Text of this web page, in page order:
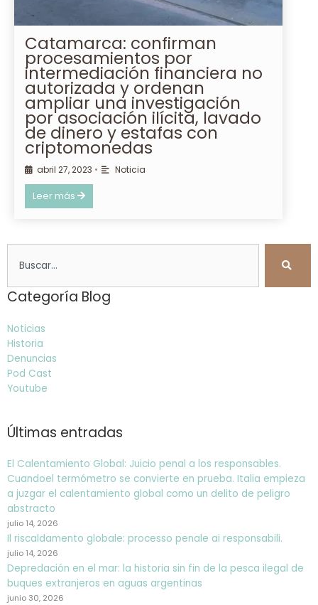
Catamarca: confirman
procesamientos por
intermediación financiera no
autorizada y ordenan
ampliar una investigación
por asociación ilícita, lavado
de dinero y estafas con
criptomonedas
abril 27, 2023 • Noticia
Leer más
Categoría Blog
Noticias
Historia
Denuncias
Pod Cast
Youtube
Últimas entradas
El Calentamiento Global: Juicio penal a los responsables.
Cuandoel termómetro se convierte en prueba. Italia empieza
a juzgar el calentamiento global como un delito de peligro
abstracto
julio 14, 2026
Il riscaldamento globale: processo penale ai responsabili.
julio 14, 2026
Depredación en el mar: la historia sin fin de la pesca ilegal de
buques extranjeros en aguas argentinas
junio 30, 2026